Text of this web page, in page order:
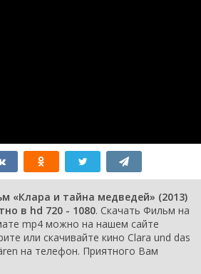
«Клара и тайна медведей» (2013)
в hd 720 - 1080. Скачать Фильм на
mp4 можно на нашем сайте
или скачивайте кино Clara und das
на телефон. Приятного Вам